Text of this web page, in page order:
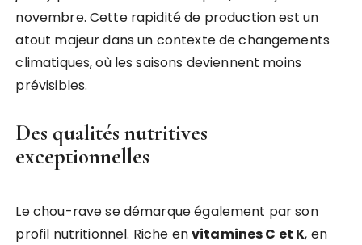
novembre. Cette rapidité de production est un
atout majeur dans un contexte de changements
climatiques, où les saisons deviennent moins
prévisibles.
Des qualités nutritives
exceptionnelles
Le chou-rave se démarque également par son
profil nutritionnel. Riche envitamines C et K, en